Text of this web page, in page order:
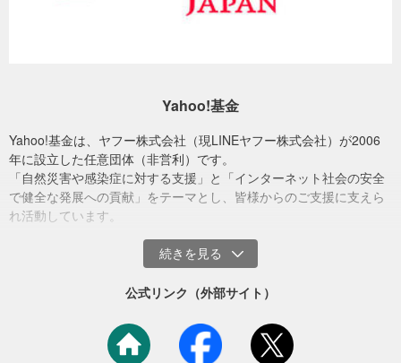
Yahoo!基金
Yahoo!基金は、ヤフー株式会社（現LINEヤフー株式会社）が2006
年に設立した任意団体（非営利）です。
「自然災害や感染症に対する支援」と「インターネット社会の安全
で健全な発展への貢献」をテーマとし、皆様からのご支援に支えら
れ活動しています。​
公式リンク（外部サイト）